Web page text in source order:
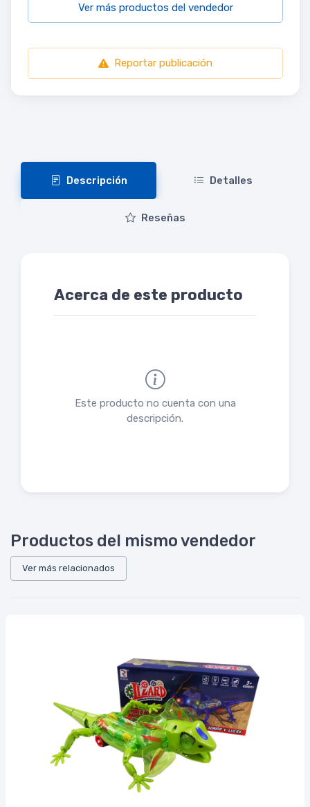
Ver más productos del vendedor
Reportar publicación
Descripción Detalles
Reseñas
Acerca de este producto
Este producto no cuenta con una
descripción.
Productos del mismo vendedor
Ver más relacionados